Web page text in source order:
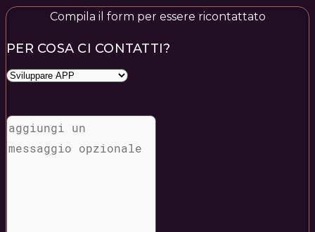
Compila il form per essere ricontattato
PER COSA CI CONTATTI?